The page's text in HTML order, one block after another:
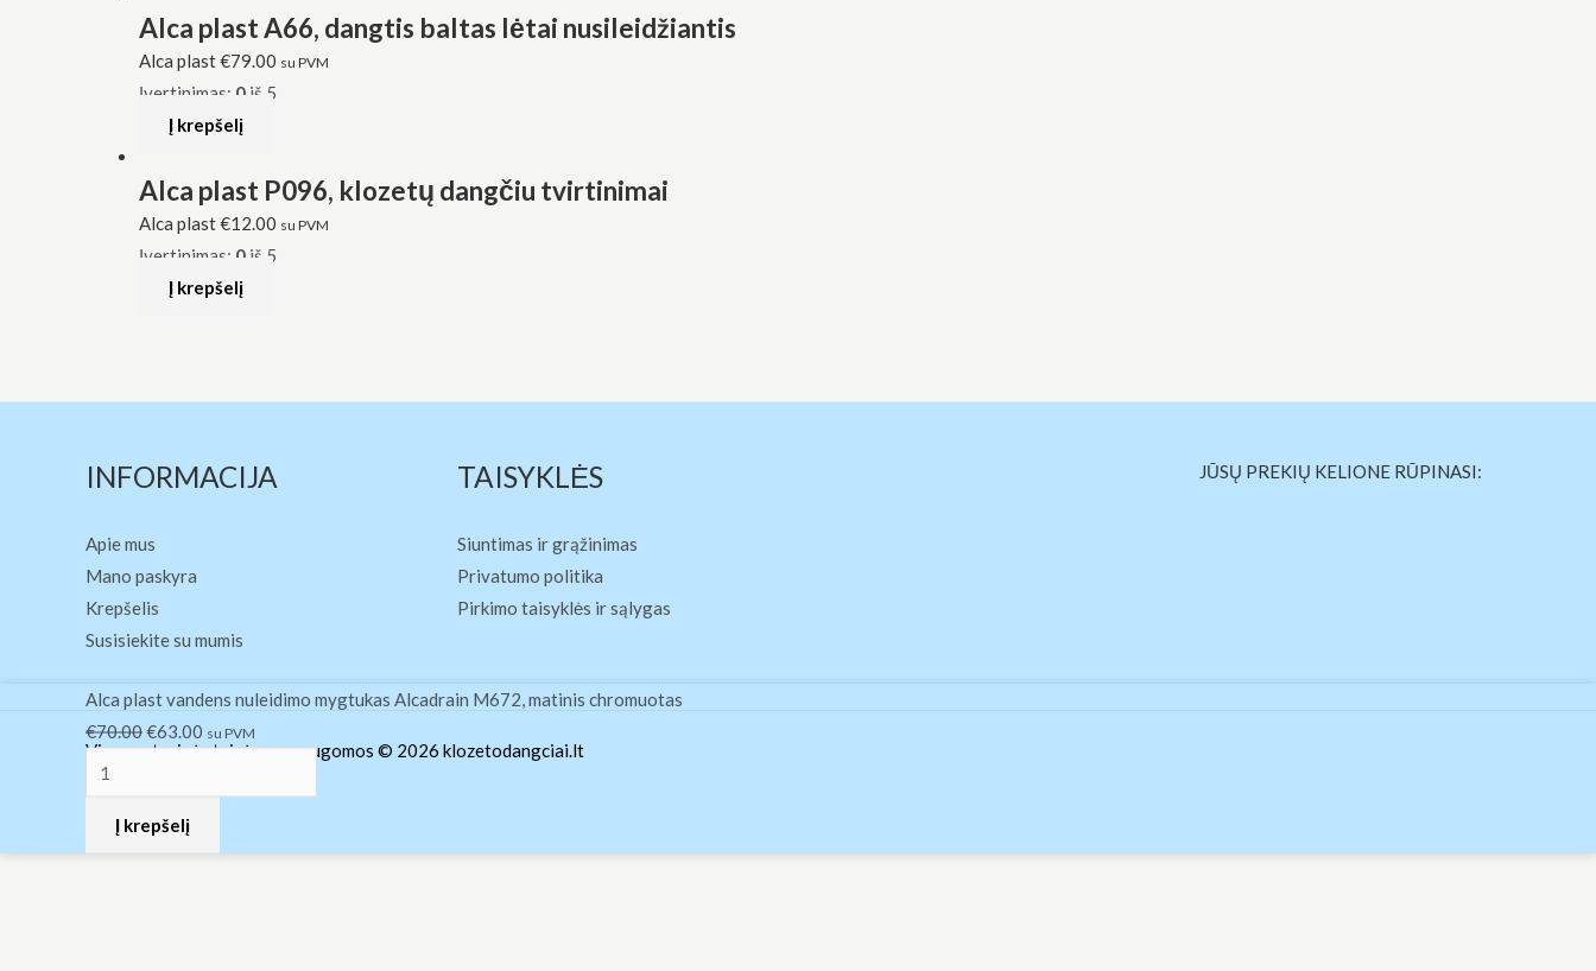
Alca plast A66, dangtis baltas lėtai nusileidžiantis
Alca plast€79.00 su PVM
Įvertinimas: 0 iš 5
Į krepšelį
Alca plast P096, klozetų dangčiu tvirtinimai
Alca plast€12.00 su PVM
Įvertinimas: 0 iš 5
Į krepšelį
INFORMACIJA
Apie mus
Mano paskyra
Krepšelis
Susisiekite su mumis
TAISYKLĖS
Siuntimas ir grąžinimas
Privatumo politika
Pirkimo taisyklės ir sąlygas
JŪSŲ PREKIŲ KELIONE RŪPINASI:
Visos autorinės teisės yra saugomos © 2026 klozetodangciai.lt
Alca plast vandens nuleidimo mygtukas Alcadrain M672, matinis chromuotas
€70.00
Original
price
€70.00.
€63.00
Current
price
€63.00.
su PVM
produkto
kiekis:
plast
vandens
nuleidimo
Į krepšelį